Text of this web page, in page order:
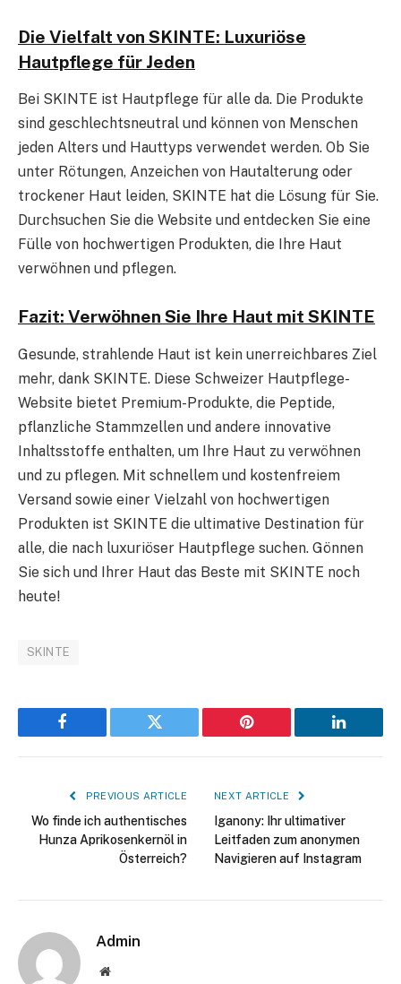
Die Vielfalt von SKINTE: Luxuriöse
Hautpflege für Jeden
Bei SKINTE ist Hautpflege für alle da. Die Produkte
sind geschlechtsneutral und können von Menschen
jeden Alters und Hauttyps verwendet werden. Ob Sie
unter Rötungen, Anzeichen von Hautalterung oder
trockener Haut leiden, SKINTE hat die Lösung für Sie.
Durchsuchen Sie die Website und entdecken Sie eine
Fülle von hochwertigen Produkten, die Ihre Haut
verwöhnen und pflegen.
Fazit: Verwöhnen Sie Ihre Haut mit SKINTE
Gesunde, strahlende Haut ist kein unerreichbares Ziel
mehr, dank SKINTE. Diese Schweizer Hautpflege-
Website bietet Premium-Produkte, die Peptide,
pflanzliche Stammzellen und andere innovative
Inhaltsstoffe enthalten, um Ihre Haut zu verwöhnen
und zu pflegen. Mit schnellem und kostenfreiem
Versand sowie einer Vielzahl von hochwertigen
Produkten ist SKINTE die ultimative Destination für
alle, die nach luxuriöser Hautpflege suchen. Gönnen
Sie sich und Ihrer Haut das Beste mit SKINTE noch
heute!
SKINTE
Facebook Twitter Pinterest LinkedIn
PREVIOUS ARTICLE
Wo finde ich authentisches
Hunza Aprikosenkernöl in
Österreich?
NEXT ARTICLE
Iganony: Ihr ultimativer
Leitfaden zum anonymen
Navigieren auf Instagram
Admin
Website